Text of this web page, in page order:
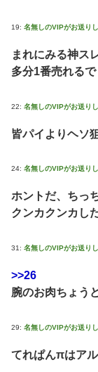
19: 名無しのVIPがお送り
まれにみる神ス
多分1番売れるで
22: 名無しのVIPがお送り
皆パイよりヘソ
24: 名無しのVIPがお送り
ホントだ、ちっ
クンカクンカし
31: 名無しのVIPがお送り
>>26
腕のお肉ちょう
29: 名無しのVIPがお送り
てれぱんπはア